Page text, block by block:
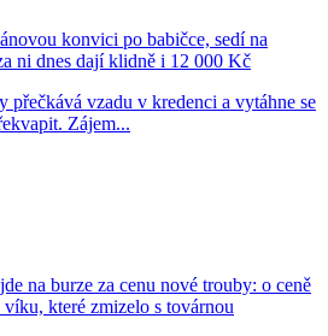
konvici po babičce, sedí na
ni dnes dají klidně i 12 000 Kč
přečkává vzadu v kredenci a vytáhne se
Zájem...
na burze za cenu nové trouby: o ceně
které zmizelo s továrnou